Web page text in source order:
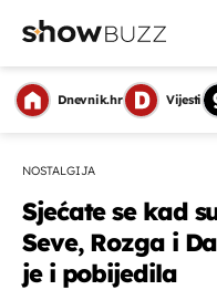
Dnevnik.hr Vijesti
NOSTALGIJA
Sjećate se kad
Seve, Rozga i
je i pobijedila